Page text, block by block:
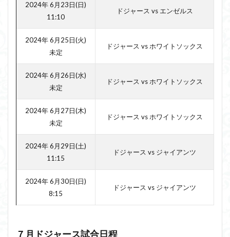
2024年 6月23日(日)
11:10
ドジャース vs エンゼルス
2024年 6月25日(火)
未定
ドジャース vs ホワイトソックス
2024年 6月26日(水)
未定
ドジャース vs ホワイトソックス
2024年 6月27日(木)
未定
ドジャース vs ホワイトソックス
2024年 6月29日(土)
11:15
ドジャース vs ジャイアンツ
2024年 6月30日(日)
8:15
ドジャース vs ジャイアンツ
７月ドジャース試合日程